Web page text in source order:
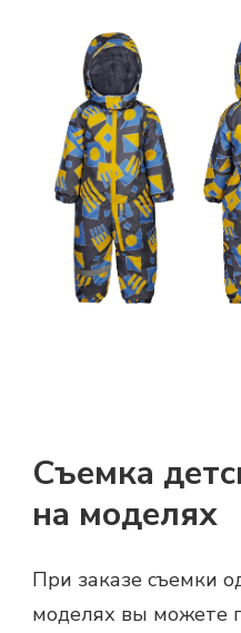
Съемка
на моделях
При заказе съемки
моделях вы можете